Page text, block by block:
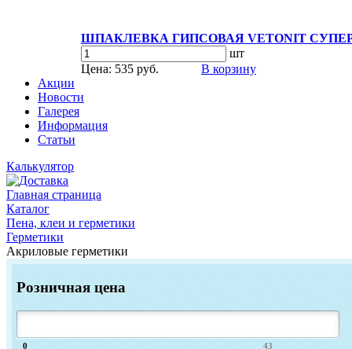
ШПАКЛЕВКА ГИПСОВАЯ VETONIT
шт
Цена: 535 руб.
В корзину
Акции
Новости
Галерея
Информация
Статьи
Калькулятор
Главная страница
Каталог
Пена, клеи и герметики
Герметики
Акриловые герметики
Розничная цена
0 43